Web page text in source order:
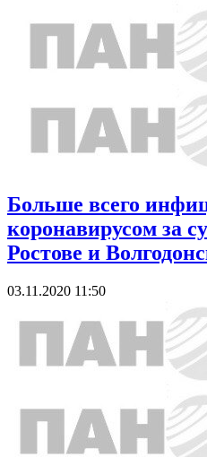
Больше всего
коронавирусом за
Ростове и
03.11.2020 11:50